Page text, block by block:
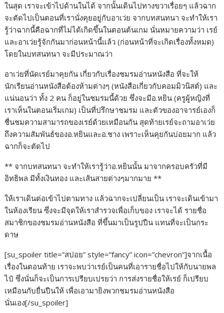
ในสุด เราจะเข้าไปด้านในได้ จากนั้นเดินไปทางขวาเรื่อยๆ แล้วฉาก
จะตัดไปเป็นตอนที่เรานั่งคุยอยู่กับอาเว่ย จากบทสนทนา จะทำให้เรา
รู้ว่าฉากนี้คือฉากที่ไม่ได้เกิดขึ้นในตอนต้นเกม นั่นหมายความว่า เรย์
และอาเว่ยรู้จักกันมาก่อนหน้านี้แล้ว (ก่อนหน้าที่จะเกิดเรื่องทั้งหมด)
โดยในบทสนทนา จะมีประมาณว่า
อาเว่ยที่นัดเรย์มาคุยกัน เกี่ยวกับเรื่องชมรมอ่านหนังสือ ที่จะให้
นักเรียนอ่านหนังสือต้องห้ามต่างๆ (หนังสือเกี่ยวกับคอมมิวนิสต์) และ
แน่นอนว่า ทั้ง 2 คน ก็อยู่ในชมรมนี้ด้วย ซึ่งจะมีอ.หยิน (ครูผู้หญิงที่
เราเห็นในตอนเริ่มเกม) เป็นที่ปรึกษาชมรม และตัวของอาจารย์เองก็
ชื่นชมความสามารถของเรย์ด้วยเหมือนกัน สุดท้ายเรย์จะถามอาเว่ย
ถึงความสัมพันธ์ของอ.หยินและอ.ชาง เพราะเห็นคุยกันบ่อยมาก แล้ว
ฉากก็จะตัดไป
** จากบทสนทนา จะทำให้เรารู้ว่าอ.หยินนั้น มาจากครอบครัวที่มี
อิทธิพล มีทั้งเงินทอง และเส้นสายต่างๆมากมาย **
ให้เราเดินต่อเข้าไปตามทาง แล้วฉากจะเปลี่ยนเป็น เราจะเดินเข้ามา
ในห้องเรียน ซึ่งจะมีจุดให้เราสำรวจเพื่อเก็บของ เราจะได้ รายชื่อ
สมาชิกของชมรมอ่านหนังสือ ที่ขึ้นมาเป็นรูปปืน แทนที่จะเป็นกระ
ดาษ
[su_spoiler title=”สปอย” style=”fancy” icon=”chevron”]จากเนื้อ
เรื่องในตอนท้าย เราจะพบว่าเรย์เป็นคนที่เอารายชื่อไปให้กับนายพล
ไป๋ ซึ่งนั่นก็จะเป็นการเปรียบเปรยว่า การส่งรายชื่อให้เรย์ ก็เปรียบ
เหมือนกับยื่นปืนให้ เพื่อเอามายิงพวกชมรมอ่านหนังสือ
นั่นเอง[/su_spoiler]